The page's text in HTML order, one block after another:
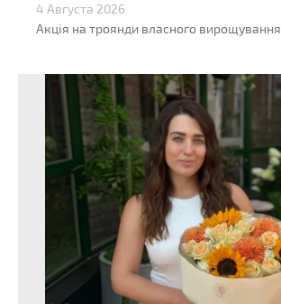
4 Августа 2026
Акція на троянди власного вирощування